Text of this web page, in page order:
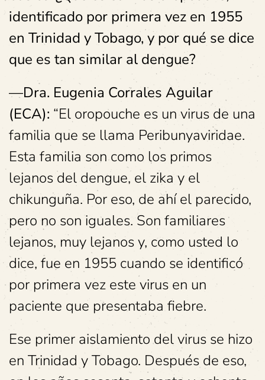
identificado por primera vez en 1955
en Trinidad y Tobago, y por qué se dice
que es tan similar al dengue?
—Dra. Eugenia Corrales Aguilar
(ECA): “El oropouche es un virus de una
familia que se llama Peribunyaviridae.
Esta familia son como los primos
lejanos del dengue, el zika y el
chikunguña. Por eso, de ahí el parecido,
pero no son iguales. Son familiares
lejanos, muy lejanos y, como usted lo
dice, fue en 1955 cuando se identificó
por primera vez este virus en un
paciente que presentaba fiebre.
Ese primer aislamiento del virus se hizo
en Trinidad y Tobago. Después de eso,